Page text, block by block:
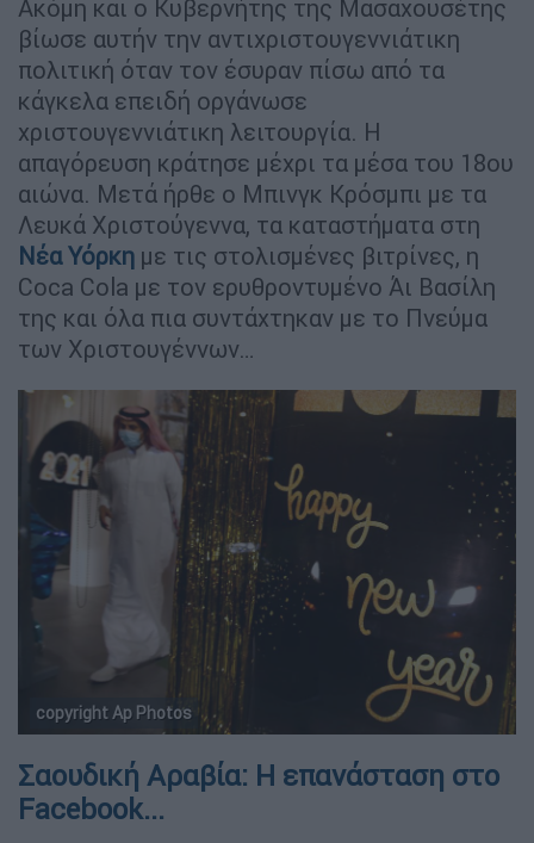
Ακόμη και ο Κυβερνήτης της Μασαχουσέτης
βίωσε αυτήν την αντιχριστουγεννιάτικη
πολιτική όταν τον έσυραν πίσω από τα
κάγκελα επειδή οργάνωσε
χριστουγεννιάτικη λειτουργία. Η
απαγόρευση κράτησε μέχρι τα μέσα του 18ου
αιώνα. Μετά ήρθε ο Μπινγκ Κρόσμπι με τα
Λευκά Χριστούγεννα, τα καταστήματα στη
Νέα Υόρκη με τις στολισμένες βιτρίνες, η
Coca Cola με τον ερυθροντυμένο Άι Βασίλη
της και όλα πια συντάχτηκαν με το Πνεύμα
των Χριστουγέννων…
copyright Ap Photos
Σαουδική Αραβία: Η επανάσταση στο
Facebook...